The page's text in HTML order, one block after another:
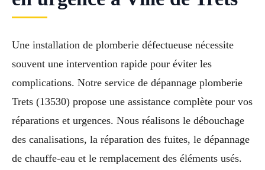
Une installation de plomberie défectueuse nécessite
souvent une intervention rapide pour éviter les
complications. Notre service de dépannage plomberie
Trets (13530) propose une assistance complète pour vos
réparations et urgences. Nous réalisons le débouchage
des canalisations, la réparation des fuites, le dépannage
de chauffe-eau et le remplacement des éléments usés.